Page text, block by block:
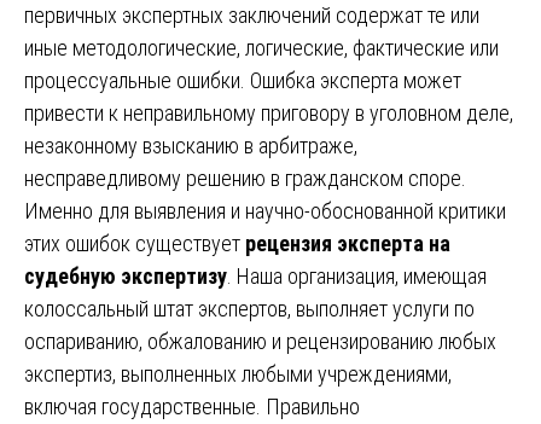
первичных экспертных заключений содержат те или
иные методологические, логические, фактические или
процессуальные ошибки. Ошибка эксперта может
привести к неправильному приговору в уголовном деле,
незаконному взысканию в арбитраже,
несправедливому решению в гражданском споре.
Именно для выявления и научно-обоснованной критики
этих ошибок существует рецензия эксперта на
судебную экспертизу . Наша организация, имеющая
колоссальный штат экспертов, выполняет услуги по
оспариванию, обжалованию и рецензированию любых
экспертиз, выполненных любыми учреждениями,
включая государственные. Правильно